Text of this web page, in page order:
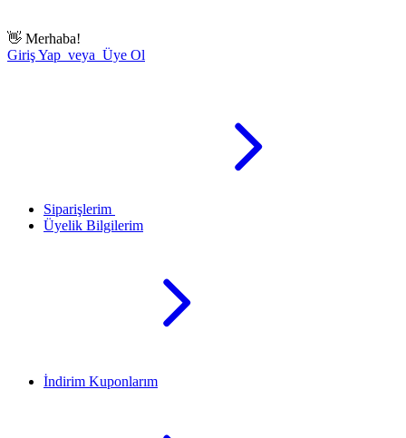
👋 Merhaba!
Giriş Yap veya Üye Ol
Siparişlerim
Üyelik Bilgilerim
İndirim Kuponlarım